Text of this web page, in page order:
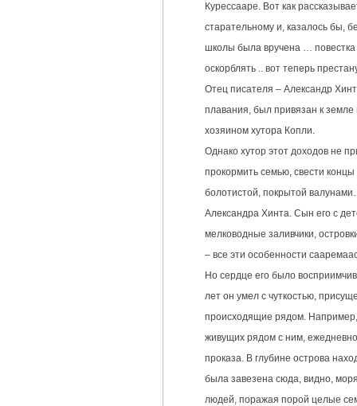
Курессааре. Вот как
старательному и, казалось бы,
школы была вручена … повестка
оскорблять .. вот теперь
Отец писателя – Александр
плавания, был привязан к
хозяином хутора Копли.
Однако хутор этот доходов не
прокормить семью, свести
болотистой, покрытой
Александра Хинта. Сын его с
мелководные заливчики,
– все эти особенности
Но сердце его было
лет он умел с чуткостью,
происходящие рядом.
живущих рядом с ним,
проказа. В глубине острова
была завезена сюда, видно,
людей, поражая порой целые